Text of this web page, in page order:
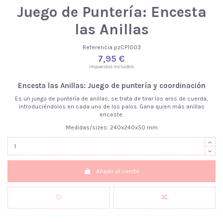
Juego de Puntería: Encesta
las Anillas
Referencia pzCP1003
7,95 €
Impuestos incluidos
Encesta las Anillas: Juego de puntería y coordinación
Es un juego de puntería de anillas; se trata de tirar los aros de cuerda,
introduciéndolos en cada uno de los palos. Gana quien más anillas
enceste.
Medidas/sizes: 240x240x50 mm
Añadir al carrito